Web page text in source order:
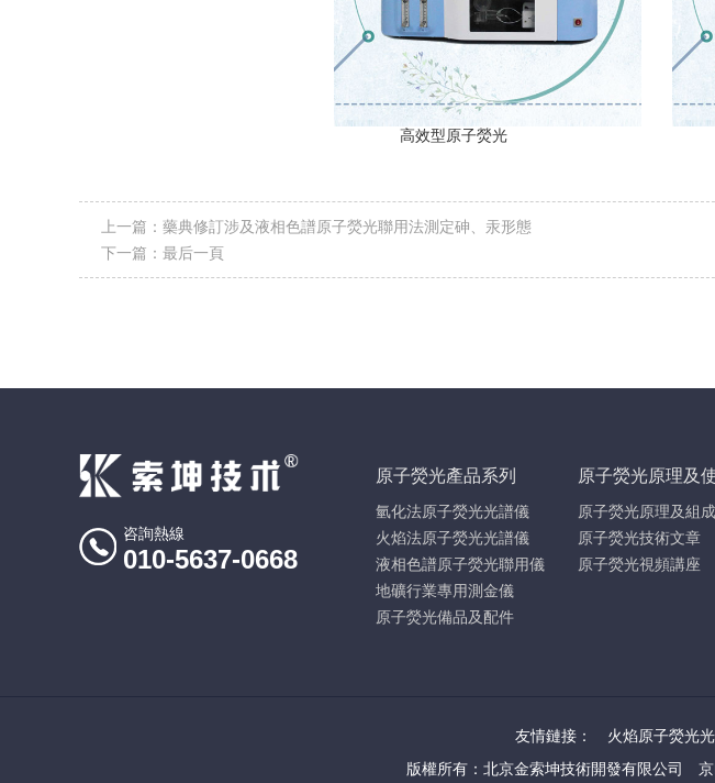
高效型原子熒光
上一篇： 藥典修訂涉及液相色譜原子熒光聯用法測定砷、汞形態
下一篇： 最后一頁
咨詢熱線
010-5637-0668
原子熒光產品系列
氫化法原子熒光光譜儀
火焰法原子熒光光譜儀
液相色譜原子熒光聯用儀
地礦行業專用測金儀
原子熒光備品及配件
原子熒光原理及
原子熒光原理及組成
原子熒光技術文章
原子熒光視頻講座
友情鏈接： 火焰原子熒光
版權所有：北京金索坤技術開發有限公司